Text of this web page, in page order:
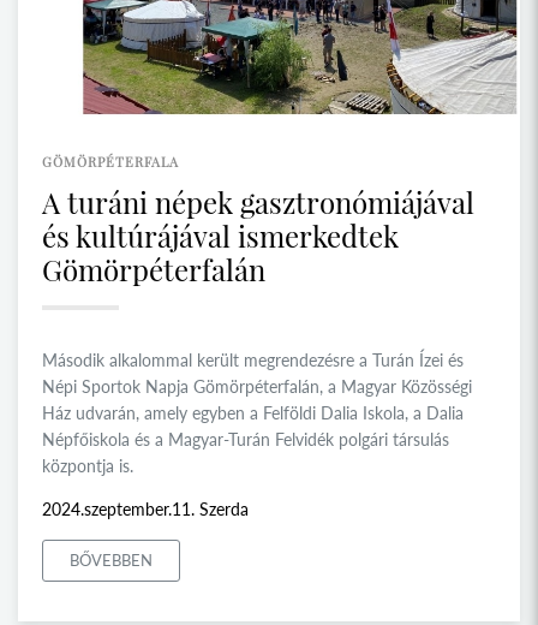
GÖMÖRPÉTERFALA
A turáni népek gasztronómiájával
és kultúrájával ismerkedtek
Gömörpéterfalán
Második alkalommal került megrendezésre a Turán Ízei és
Népi Sportok Napja Gömörpéterfalán, a Magyar Közösségi
Ház udvarán, amely egyben a Felföldi Dalia Iskola, a Dalia
Népfőiskola és a Magyar-Turán Felvidék polgári társulás
központja is.
2024.szeptember.11. Szerda
BŐVEBBEN